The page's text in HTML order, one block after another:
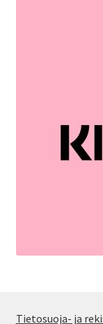
Tietosuoja- ja